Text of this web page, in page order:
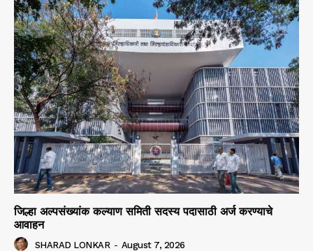
जिल्हा अल्पसंख्यांक कल्याण समिती सदस्य पदासाठी अर्ज करण्याचे
आवाहन
SHARAD LONKAR - August 7, 2026